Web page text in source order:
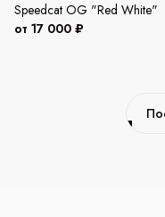
Speedcat OG "Red White"
от 17 000 ₽